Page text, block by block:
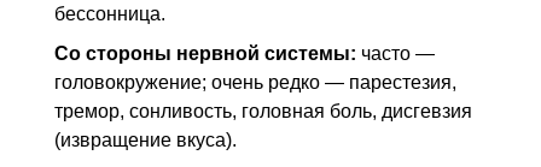
бессонница.
Со стороны нервной системы: часто —
головокружение; очень редко — парестезия,
тремор, сонливость, головная боль, дисгевзия
(извращение вкуса).